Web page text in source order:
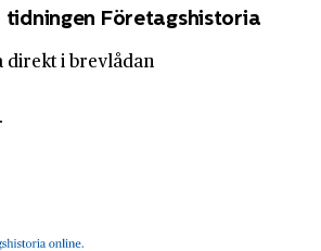
tidningen Företagshistoria
direkt i brevlådan